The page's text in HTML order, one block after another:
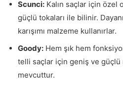
Scunci: Kalın saçlar için özel
güçlü tokaları ile bilinir.
karışımı malzeme kullanırlar.
Goody: Hem şık hem
telli saçlar için geniş ve güçlü
mevcuttur.